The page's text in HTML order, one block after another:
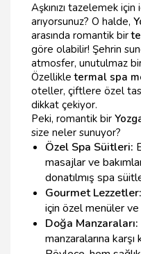
Aşkınızı tazelemek
arıyorsunuz? O halde,
arasında romantik bir
göre olabilir! Şehrin
atmosfer, unutulmaz
Özellikletermal spa
oteller, çiftlere özel
dikkat çekiyor.
Peki, romantik bir
size neler sunuyor?
Özel Spa Süitleri:
masajlar ve
donatılmış spa
Gourmet Lezzetler:
için özel menüler
Doğa Manzaraları:
manzaralarına